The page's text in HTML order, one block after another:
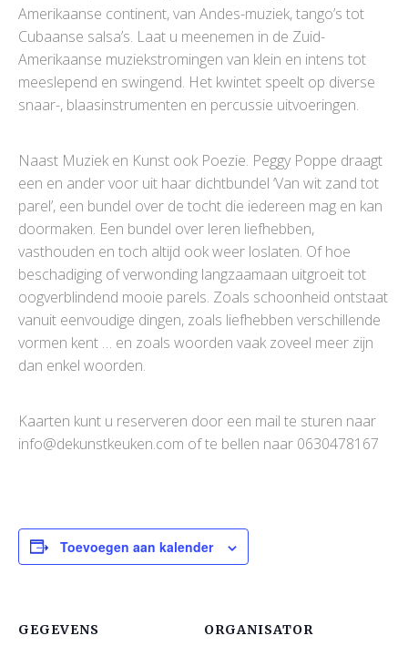
Amerikaanse continent, van Andes-muziek, tango’s tot
Cubaanse salsa’s. Laat u meenemen in de Zuid-
Amerikaanse muziekstromingen van klein en intens tot
meeslepend en swingend. Het kwintet speelt op diverse
snaar-, blaasinstrumenten en percussie uitvoeringen.
Naast Muziek en Kunst ook Poezie. Peggy Poppe draagt
een en ander voor uit haar dichtbundel ‘Van wit zand tot
parel’, een bundel over de tocht die iedereen mag en kan
doormaken. Een bundel over leren liefhebben,
vasthouden en toch altijd ook weer loslaten. Of hoe
beschadiging of verwonding langzaamaan uitgroeit tot
oogverblindend mooie parels. Zoals schoonheid ontstaat
vanuit eenvoudige dingen, zoals liefhebben verschillende
vormen kent … en zoals woorden vaak zoveel meer zijn
dan enkel woorden.
Kaarten kunt u reserveren door een mail te sturen naar
info@dekunstkeuken.com of te bellen naar 0630478167
Toevoegen aan kalender
GEGEVENS ORGANISATOR